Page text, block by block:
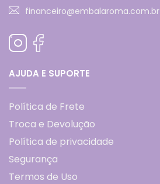
financeiro@embalaroma.com.br
AJUDA E SUPORTE
Política de Frete
Troca e Devolução
Política de privacidade
Segurança
Termos de Uso